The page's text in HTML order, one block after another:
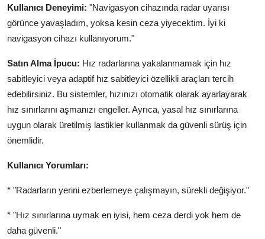
Kullanıcı Deneyimi: "Navigasyon cihazında radar uyarısı
görünce yavaşladım, yoksa kesin ceza yiyecektim. İyi ki
navigasyon cihazı kullanıyorum."
Satın Alma İpucu: Hız radarlarına yakalanmamak için hız
sabitleyici veya adaptif hız sabitleyici özellikli araçları tercih
edebilirsiniz. Bu sistemler, hızınızı otomatik olarak ayarlayarak
hız sınırlarını aşmanızı engeller. Ayrıca, yasal hız sınırlarına
uygun olarak üretilmiş lastikler kullanmak da güvenli sürüş için
önemlidir.
Kullanıcı Yorumları:
* "Radarların yerini ezberlemeye çalışmayın, sürekli değişiyor."
* "Hız sınırlarına uymak en iyisi, hem ceza derdi yok hem de
daha güvenli."